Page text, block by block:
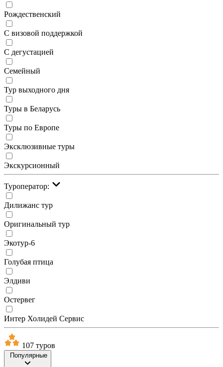
Рождественский
С визовой поддержкой
С дегустацией
Семейный
Тур выходного дня
Туры в Беларусь
Туры по Европе
Эксклюзивные туры
Экскурсионный
Туроператор:
Дилижанс тур
Оригинальный тур
Экотур-6
Голубая птица
Элдиви
Остервег
Интер Холидей Сервис
107 туров
Популярные